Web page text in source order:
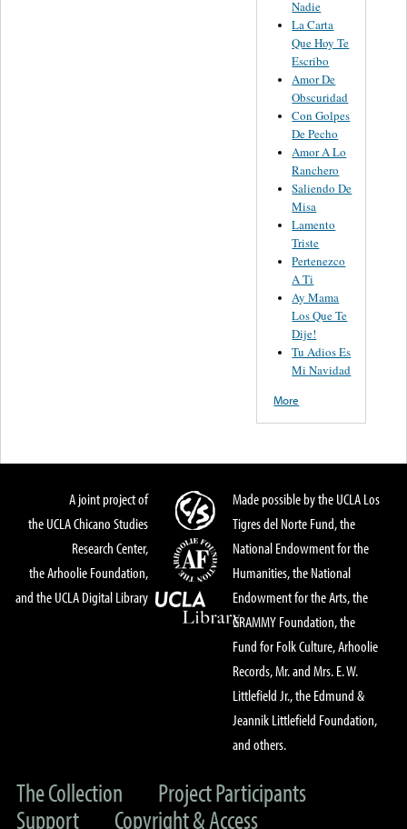
Nadie
La Carta
Que Hoy Te
Escribo
Amor De
Obscuridad
Con Golpes
De Pecho
Amor A Lo
Ranchero
Saliendo De
Misa
Lamento
Triste
Pertenezco
A Ti
Ay Mama
Los Que Te
Dije!
Tu Adios Es
Mi Navidad
More
A joint project of
the UCLA Chicano Studies
Research Center,
the Arhoolie Foundation,
and the UCLA Digital Library
Made possible by the UCLA Los
Tigres del Norte Fund, the
National Endowment for the
Humanities, the National
Endowment for the Arts, the
GRAMMY Foundation, the
Fund for Folk Culture, Arhoolie
Records, Mr. and Mrs. E. W.
Littlefield Jr., the Edmund &
Jeannik Littlefield Foundation,
and others.
The Collection
Project Participants
Support
Copyright & Access